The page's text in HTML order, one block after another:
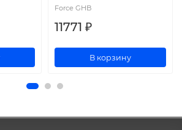
Force GHB
11771 ₽
В корзину